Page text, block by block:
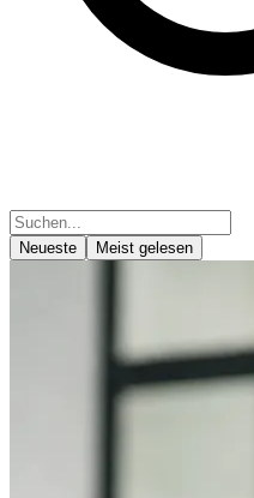
Neueste Meist gelesen